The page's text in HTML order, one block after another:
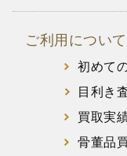
ご利用について
初めて
目利き
買取実
骨董品